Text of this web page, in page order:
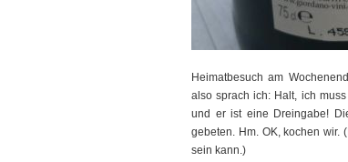
Heimatbesuch am
also sprach ich: Halt, ich
und er ist eine Dreingabe!
gebeten. Hm. OK, kochen wir.
sein kann.)